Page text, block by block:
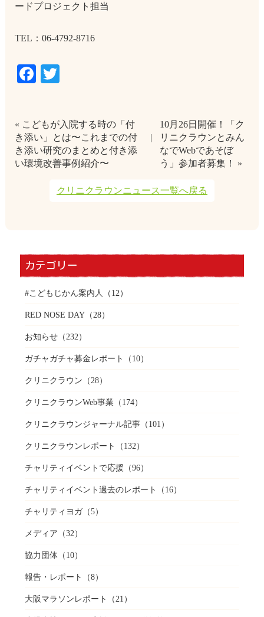
ードプロジェクト担当
TEL：06-4792-8716
Facebook
Twitter
« こどもが入院する時の「付
き添い」とは〜これまでの付
き添い研究のまとめと付き添
い環境改善事例紹介〜
10月26日開催！「ク
リニクラウンとみん
なでWebであそぼ
う」参加者募集！ »
クリニクラウンニュース一覧へ戻る
カテゴリー
#こどもじかん案内人 （12）
RED NOSE DAY（28）
お知らせ（232）
ガチャガチャ募金レポート （10）
クリニクラウン （28）
クリニクラウンWeb事業（174）
クリニクラウンジャーナル記事（101）
クリニクラウンレポート （132）
チャリティイベントで応援 （96）
チャリティイベント過去のレポート （16）
チャリティヨガ（5）
メディア （32）
協力団体（10）
報告・レポート （8）
大阪マラソンレポート （21）